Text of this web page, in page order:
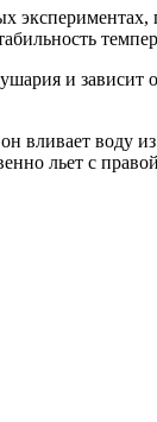
и
вливает воду
льет с